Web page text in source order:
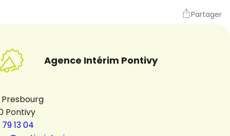
Partager
Agence Intérim Pontivy
Presbourg
Pontivy
13 04